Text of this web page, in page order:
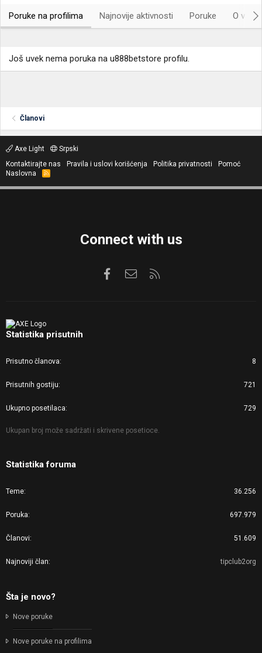
Poruke na profilima Najnovije aktivnosti Poruke O
Još uvek nema poruka na u888betstore profilu.
Članovi
Axe Light
Srpski
Kontaktirajte nas
Pravila i uslovi korišćenja Politika privatnosti
Pomoć
Naslovna
R
S
Connect with us
FacebookKontaktirajte nas
Statistika prisutnih
Prisutno članova 8
Prisutnih gostiju 721
Ukupno posetilaca 729
Ukupan broj može sadržati i skrivene posetioce.
Statistika foruma
Teme 36.256
Poruka 697.979
Članovi 51.609
Najnoviji član tipclub2org
Šta je novo?
Nove poruke
Nove poruke na profilima